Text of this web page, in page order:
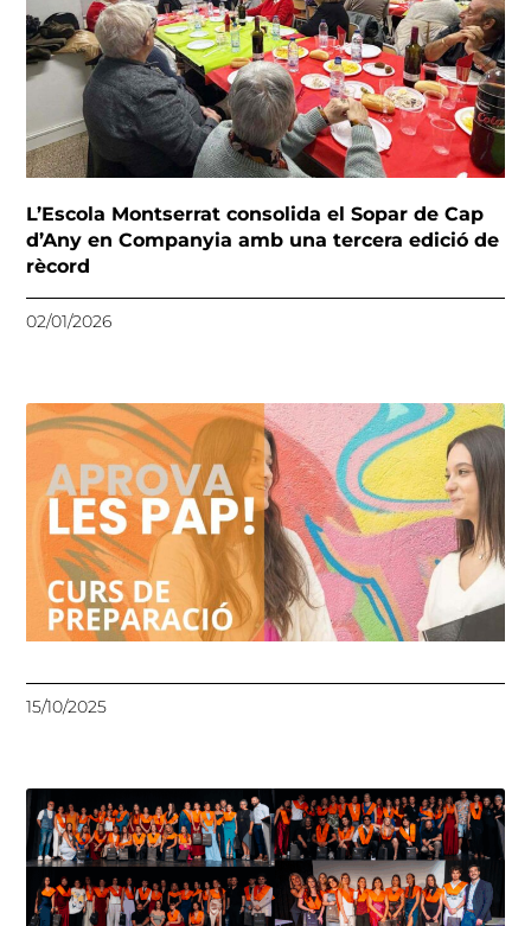
L’Escola Montserrat consolida el Sopar de Cap
d’Any en Companyia amb una tercera edició de
rècord
02/01/2026
15/10/2025